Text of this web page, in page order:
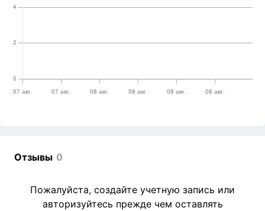
Отзывы 0
Пожалуйста, создайте учетную запись или
авторизуйтесь прежде чем оставлять